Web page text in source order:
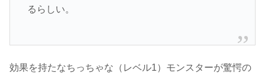
るらしい。
効果を持たなちっちゃな（レベル1）モンスターが驚愕の